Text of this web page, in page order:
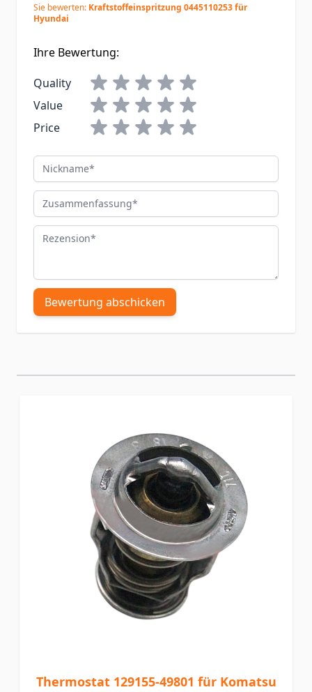
Sie bewerten: Kraftstoffeinspritzung 0445110253 für
Hyundai
Ihre Bewertung:
Quality
Value
Price
Nickname
Zusammenfassung
Rezension
Bewertung abschicken
Thermostat 129155-49801 für Komatsu